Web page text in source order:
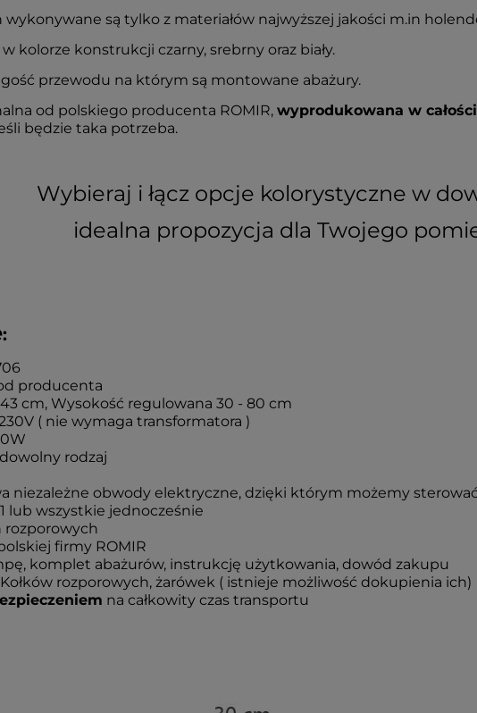
są tylko z materiałów najwyższej jakości m.in
kolorze konstrukcji czarny, srebrny oraz biały.
przewodu na którym są montowane abażury.
od polskiego producenta ROMIR, wyprodukowana w
będzie taka potrzeba.
Wybieraj i łącz opcje kolorystyczne w
idealna propozycja dla Twojego
:
producenta
43 cm, Wysokość regulowana 30 - 80 cm
( nie wymaga transformatora )
dowolny rodzaj
niezależne obwody elektryczne, dzięki którym możemy
lub wszystkie jednocześnie
rozporowych
firmy ROMIR
komplet abażurów, instrukcję użytkowania, dowód zakupu
Kołków rozporowych, żarówek ( istnieje możliwość dokupienia ich)
na całkowity czas transportu